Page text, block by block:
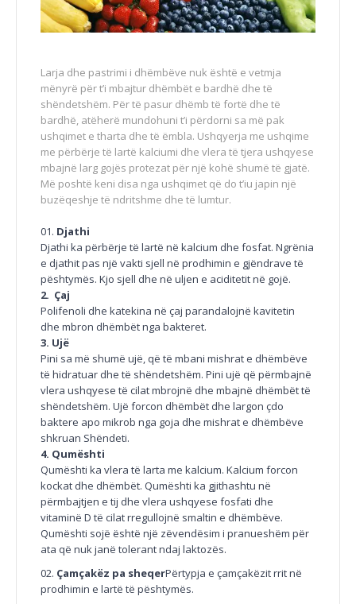
Larja dhe pastrimi i dhëmbëve nuk është e vetmja
mënyrë për t’i mbajtur dhëmbët e bardhë dhe të
shëndetshëm. Për të pasur dhëmb të fortë dhe të
bardhë, atëherë mundohuni t’i përdorni sa më pak
ushqimet e tharta dhe të ëmbla. Ushqyerja me ushqime
me përbërje të lartë kalciumi dhe vlera të tjera ushqyese
mbajnë larg gojës protezat për një kohë shumë të gjatë.
Më poshtë keni disa nga ushqimet që do t’iu japin një
buzëqeshje të ndritshme dhe të lumtur.
Djathi
Djathi ka përbërje të lartë në kalcium dhe fosfat. Ngrënia
e djathit pas një vakti sjell në prodhimin e gjëndrave të
pështymës. Kjo sjell dhe në uljen e aciditetit në gojë.
2. Çaj
Polifenoli dhe katekina në çaj parandalojnë kavitetin
dhe mbron dhëmbët nga bakteret.
3. Ujë
Pini sa më shumë ujë, që të mbani mishrat e dhëmbëve
të hidratuar dhe të shëndetshëm. Pini ujë që përmbajnë
vlera ushqyese të cilat mbrojnë dhe mbajnë dhëmbët të
shëndetshëm. Ujë forcon dhëmbët dhe largon çdo
baktere apo mikrob nga goja dhe mishrat e dhëmbëve
shkruan Shëndeti.
4. Qumështi
Qumështi ka vlera të larta me kalcium. Kalcium forcon
kockat dhe dhëmbët. Qumështi ka gjithashtu në
përmbajtjen e tij dhe vlera ushqyese fosfati dhe
vitaminë D të cilat rregullojnë smaltin e dhëmbëve.
Qumështi sojë është një zëvendësim i pranueshëm për
ata që nuk janë tolerant ndaj laktozës.
Çamçakëz pa sheqerPërtypja e çamçakëzit rrit në
prodhimin e lartë të pështymës.